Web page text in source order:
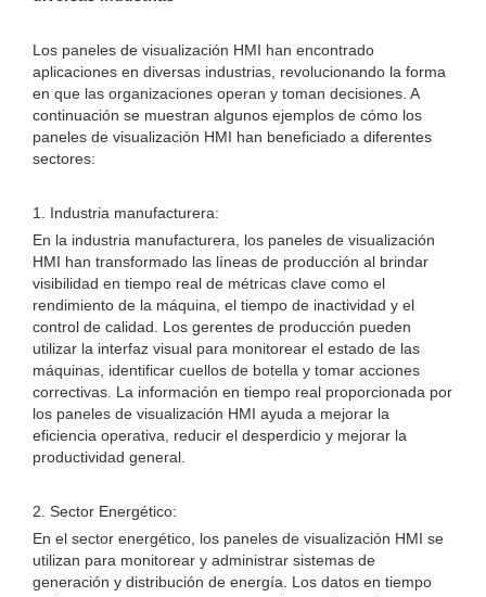
Los paneles de visualización HMI han encontrado
aplicaciones en diversas industrias, revolucionando la forma
en que las organizaciones operan y toman decisiones. A
continuación se muestran algunos ejemplos de cómo los
paneles de visualización HMI han beneficiado a diferentes
sectores:
1. Industria manufacturera:
En la industria manufacturera, los paneles de visualización
HMI han transformado las líneas de producción al brindar
visibilidad en tiempo real de métricas clave como el
rendimiento de la máquina, el tiempo de inactividad y el
control de calidad. Los gerentes de producción pueden
utilizar la interfaz visual para monitorear el estado de las
máquinas, identificar cuellos de botella y tomar acciones
correctivas. La información en tiempo real proporcionada por
los paneles de visualización HMI ayuda a mejorar la
eficiencia operativa, reducir el desperdicio y mejorar la
productividad general.
2. Sector Energético:
En el sector energético, los paneles de visualización HMI se
utilizan para monitorear y administrar sistemas de
generación y distribución de energía. Los datos en tiempo